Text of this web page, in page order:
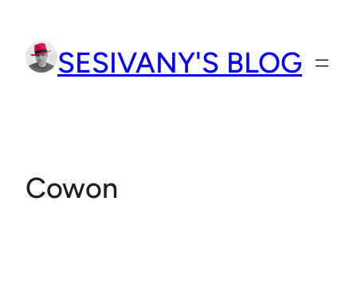
obsah
SESIVANY'S BLOG
Cowon